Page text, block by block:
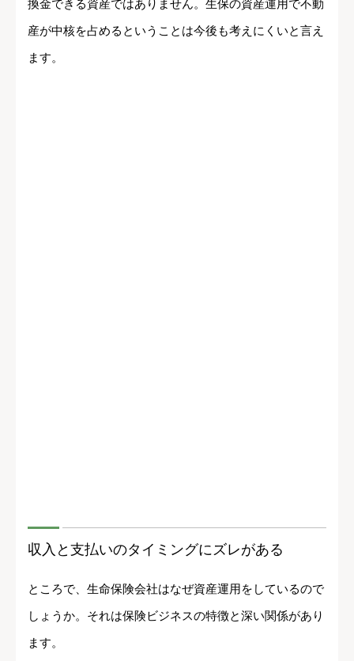
換金できる資産ではありません。生保の資産運用で不動
産が中核を占めるということは今後も考えにくいと言え
ます。
収入と支払いのタイミングにズレがある
ところで、生命保険会社はなぜ資産運用をしているので
しょうか。それは保険ビジネスの特徴と深い関係があり
ます。